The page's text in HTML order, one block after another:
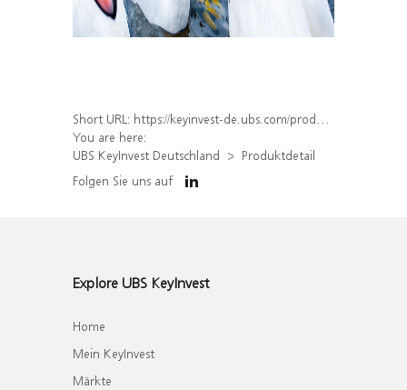
Short URL: https://keyinvest-de.ubs.com/produkt/detail/index/isin/DE000WA8RV39
You are here:
UBS KeyInvest Deutschland
Produktdetail
Folgen Sie uns auf
Explore UBS KeyInvest
Home
Mein KeyInvest
Märkte